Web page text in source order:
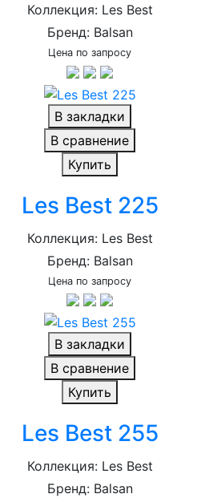
Коллекция: Les Best
Бренд: Balsan
Цена по запросу
В закладки
В сравнение
Купить
Les Best 225
Коллекция: Les Best
Бренд: Balsan
Цена по запросу
В закладки
В сравнение
Купить
Les Best 255
Коллекция: Les Best
Бренд: Balsan